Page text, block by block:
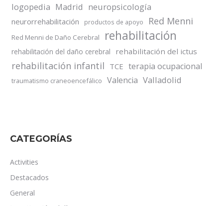
logopedia Madrid neuropsicología
neurorrehabilitación productos de apoyo Red Menni
Red Menni de Daño Cerebral rehabilitación
rehabilitación del daño cerebral rehabilitación del ictus
rehabilitación infantil TCE terapia ocupacional
traumatismo craneoencefálico Valencia Valladolid
CATEGORÍAS
Activities
Destacados
General